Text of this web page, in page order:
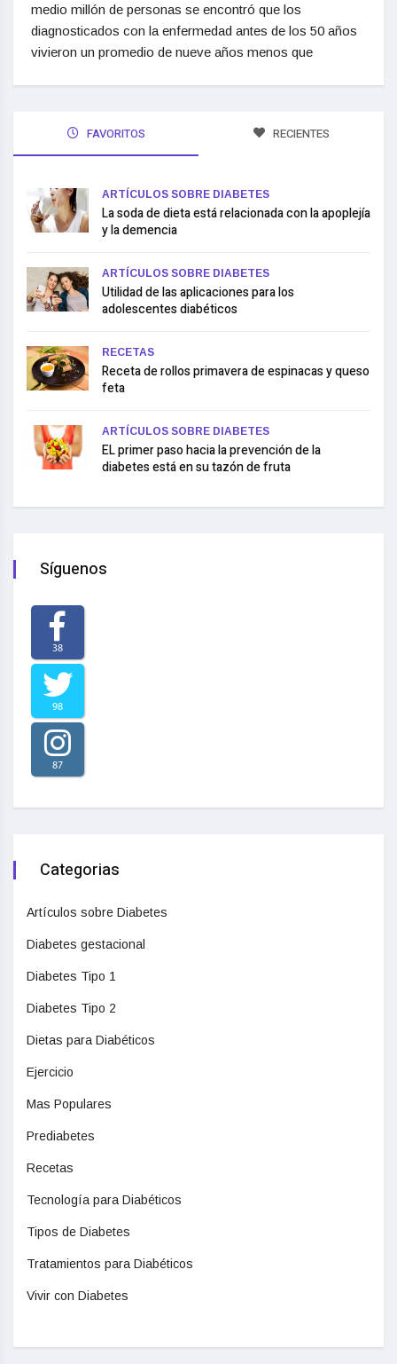
medio millón de personas se encontró que los
diagnosticados con la enfermedad antes de los 50 años
vivieron un promedio de nueve años menos que
FAVORITOS RECIENTES
ARTÍCULOS SOBRE DIABETES
La soda de dieta está relacionada con la apoplejía
y la demencia
ARTÍCULOS SOBRE DIABETES
Utilidad de las aplicaciones para los
adolescentes diabéticos
RECETAS
Receta de rollos primavera de espinacas y queso
feta
ARTÍCULOS SOBRE DIABETES
EL primer paso hacia la prevención de la
diabetes está en su tazón de fruta
Síguenos
38
98
87
Categorias
Artículos sobre Diabetes
Diabetes gestacional
Diabetes Tipo 1
Diabetes Tipo 2
Dietas para Diabéticos
Ejercicio
Mas Populares
Prediabetes
Recetas
Tecnología para Diabéticos
Tipos de Diabetes
Tratamientos para Diabéticos
Vivir con Diabetes